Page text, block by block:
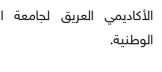
الأكاديمي العريق لجامعة
الوطنية.